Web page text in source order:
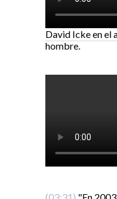
David Icke en el
hombre.